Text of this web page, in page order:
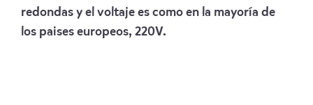
redondas y el voltaje es como en la mayoría de
los paises europeos, 220V.